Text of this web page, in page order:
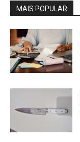
MAIS POPULAR